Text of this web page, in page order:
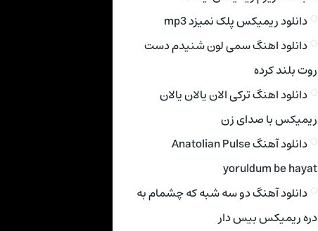
دانلود ریمیکس پلک نمیزد mp3
دانلود اهنگ سمی لون شنیدم دست
روت بلند کرده
دانلود اهنگ ترکی الان یالان یالان
ریمیکس با صدای زن
دانلود آهنگ Anatolian Pulse
yoruldum be hayat
دانلود آهنگ دو سه شبه که چشمام به
دره ریمیکس بیس دار